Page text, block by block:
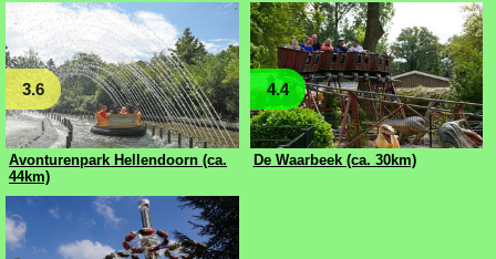
3.6
Avonturenpark Hellendoorn (ca.
44km)
4.4
De Waarbeek (ca. 30km)